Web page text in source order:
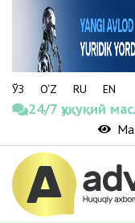
ЎЗ O‘Z RU EN
24/7 ҳуқуқий